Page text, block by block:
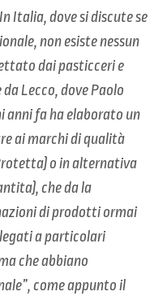
Italia, dove si discute se
non esiste nessun
dai pasticceri e
Lecco, dove Paolo
anni fa ha elaborato un
ai marchi di qualità
o in alternativa
che da la
di prodotti ormai
legati a particolari
che abbiano
come appunto il